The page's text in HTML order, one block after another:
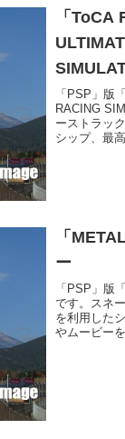
「ToCA
「PSP」版
RACING
ーストラッ
シップ、最
「
ー
「PSP」版
です。スネ
を利用した
やムービー